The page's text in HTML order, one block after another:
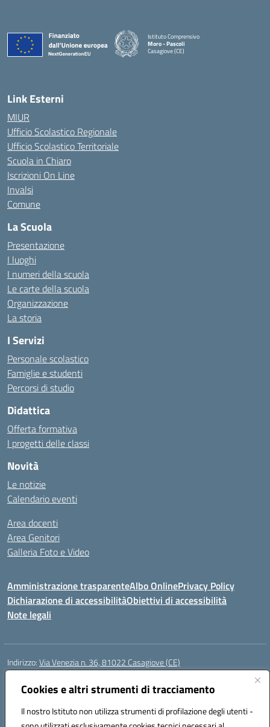
Cookies e altri strumenti di tracciamento
Il nostro Istituto non utilizza strumenti di profilazione degli utenti -
Istituto Comprensivo
Moro - Pascoli
Casagiove (CE)
— Visita la pagina iniziale della scuola
Link Esterni
MIUR
Ufficio Scolastico Regionale
Ufficio Scolastico Territoriale
Scuola in Chiaro
Iscrizioni On Line
Invalsi
Comune
La Scuola
Presentazione
I luoghi
I numeri della scuola
Le carte della scuola
Organizzazione
La storia
I Servizi
Personale scolastico
Famiglie e studenti
Percorsi di studio
Didattica
Offerta formativa
I progetti delle classi
Novità
Le notizie
Calendario eventi
Area docenti
Area Genitori
Galleria Foto e Video
Amministrazione trasparenteAlbo OnlinePrivacy Policy
Dichiarazione di accessibilitàObiettivi di accessibilità
Note legali
Indirizzo:Via Venezia n. 36, 81022 Casagiove (CE)
Centralino:
Posta elettronica certificata (PEC):ceic893002@pec.istruzione.it
Codice fiscale: 93085870611
Codice meccanografico:CEIC893002